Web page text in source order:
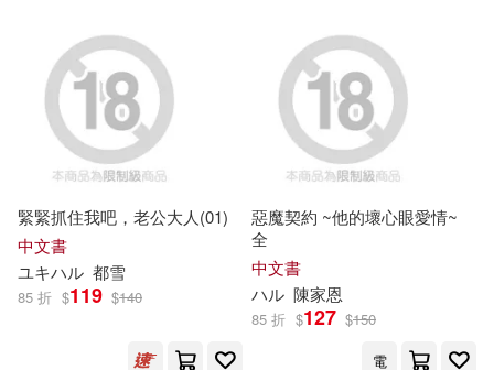
Hyper(19)
アキハルノビタ(19)
ハルサワ(18) 柑橘ゆすら(18)
銀曜ハル(17)
みしまひろじ(16)
集英社(35) 台灣東販(32)
アルマビアンカ(31)
マガジンハウス(31)
ヤマハミュージックメディア(25)
ライセンスエージェント(25)
一個月內上市新品(65)
本週上市新品(13)
適合手機平板閱讀(98)
緊緊抓住我吧，老公大人(01)
中文書
ユキハル 都雪
85 折 $119 $140
惡魔契約 ~他的壞心眼愛情~
全
中文書
ハル 陳家恩
85 折 $127 $150
電